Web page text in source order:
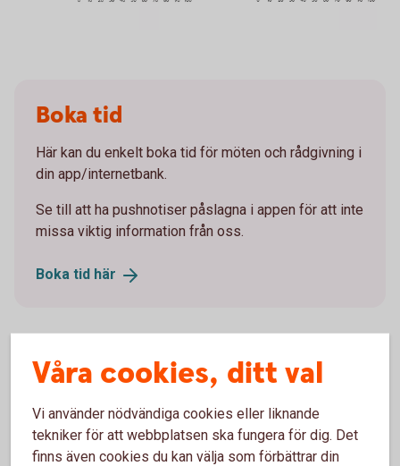
Boka tid
Här kan du enkelt boka tid för möten och rådgivning i
din app/internetbank.
Se till att ha pushnotiser påslagna i appen för att inte
missa viktig information från oss.
Boka tid här
Våra cookies, ditt val
Vi använder nödvändiga cookies eller liknande
tekniker för att webbplatsen ska fungera för dig. Det
finns även cookies du kan välja som förbättrar din